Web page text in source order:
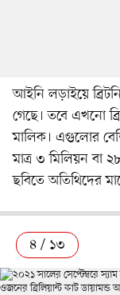
আইনি লড়াইয়ে
গেছে। তবে এখনো
মালিক। এগুলোর
মাত্র ৩ মিলিয়ন বা
ছবিতে অতিথিদের
৪ / ১৩